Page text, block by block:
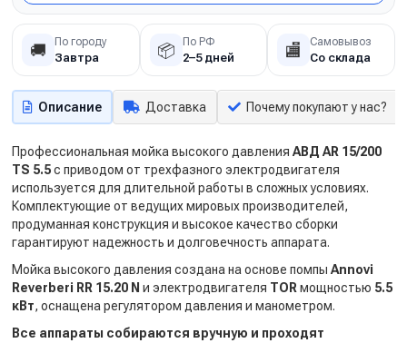
🚚 По городу
Завтра 📦 По РФ
2–5 дней 🏬 Самовывоз
Со склада
Описание Доставка Почему покупают у нас?
Профессиональная мойка высокого давления АВД AR 15/200
TS 5.5с приводом от трехфазного электродвигателя
используется для длительной работы в сложных условиях.
Комплектующие от ведущих мировых производителей,
продуманная конструкция и высокое качество сборки
гарантируют надежность и долговечность аппарата.
Мойка высокого давления создана на основе помпы Annovi
Reverberi RR 15.20 N и электродвигателя TOR мощностью 5.5
кВт, оснащена регулятором давления и манометром.
Все аппараты собираются вручную и проходят